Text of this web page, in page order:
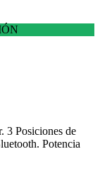
3 Posiciones de
Potencia